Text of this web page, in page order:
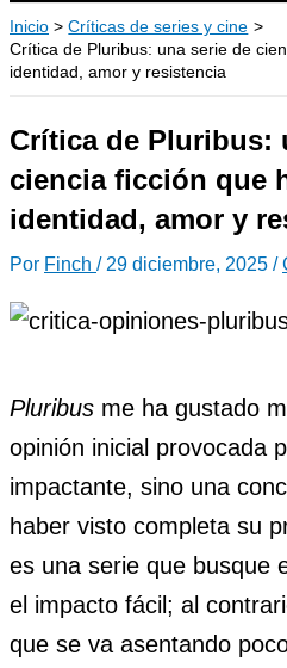
Inicio
Críticas de series y cine
Crítica de Pluribus: una serie de
identidad, amor y resistencia
Crítica de Pluribus:
ciencia ficción que
identidad, amor y
Por Finch / 29 diciembre, 2025 /
Pluribus me ha gustado
opinión inicial provocada
impactante, sino una
haber visto completa su
es una serie que busque
el impacto fácil; al
que se va asentando